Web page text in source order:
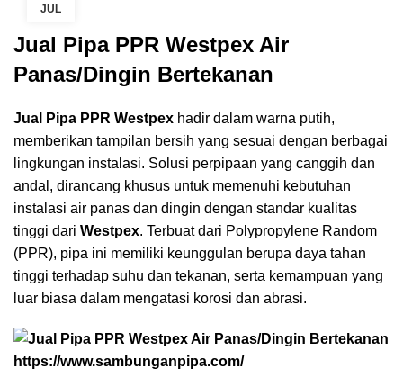
JUL
Jual Pipa PPR Westpex Air
Panas/Dingin Bertekanan
Jual Pipa PPR Westpex hadir dalam warna putih,
memberikan tampilan bersih yang sesuai dengan berbagai
lingkungan instalasi. Solusi perpipaan yang canggih dan
andal, dirancang khusus untuk memenuhi kebutuhan
instalasi air panas dan dingin dengan standar kualitas
tinggi dari Westpex. Terbuat dari Polypropylene Random
(PPR), pipa ini memiliki keunggulan berupa daya tahan
tinggi terhadap suhu dan tekanan, serta kemampuan yang
luar biasa dalam mengatasi korosi dan abrasi.